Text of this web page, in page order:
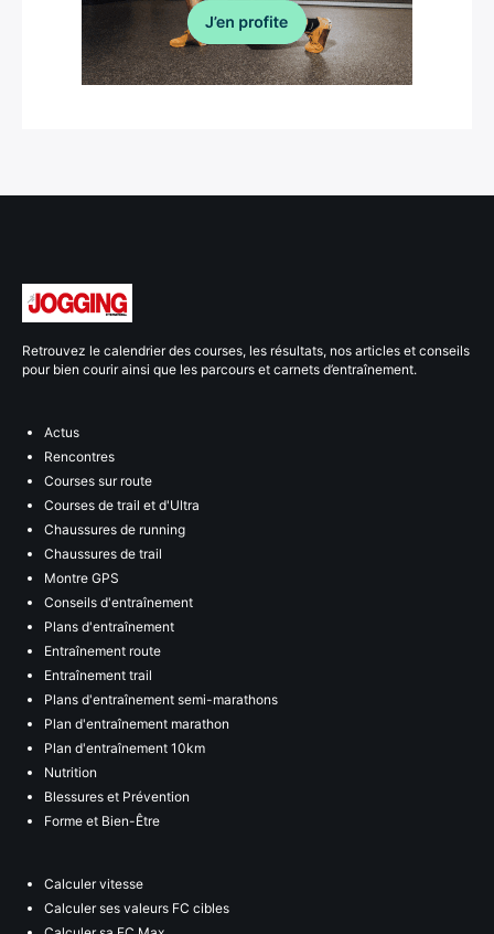
Retrouvez le calendrier des courses, les résultats, nos articles et conseils
pour bien courir ainsi que les parcours et carnets d’entraînement.
Actus
Rencontres
Courses sur route
Courses de trail et d'Ultra
Chaussures de running
Chaussures de trail
Montre GPS
Conseils d'entraînement
Plans d'entraînement
Entraînement route
Entraînement trail
Plans d'entraînement semi-marathons
Plan d'entraînement marathon
Plan d'entraînement 10km
Nutrition
Blessures et Prévention
Forme et Bien-Être
Calculer vitesse
Calculer ses valeurs FC cibles